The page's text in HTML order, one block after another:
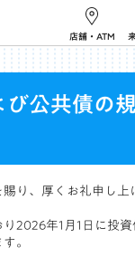
店舗・ATM
び公共債の
り、厚くお礼申し上
2026年1月1日に投
。